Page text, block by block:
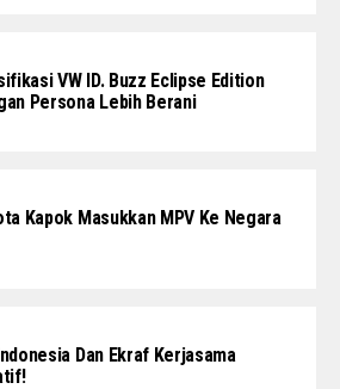
VW ID. Buzz Eclipse Edition
Persona Lebih Berani
Kapok Masukkan MPV Ke Negara
Dan Ekraf Kerjasama